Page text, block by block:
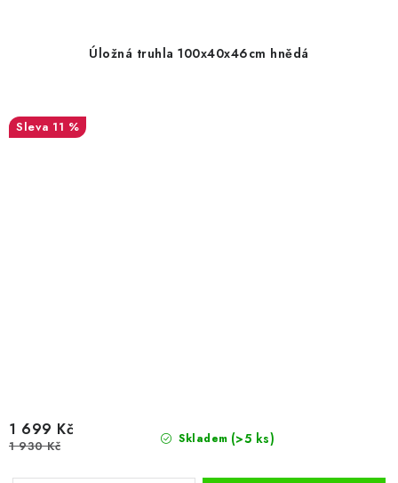
Úložná truhla 100x40x46cm hnědá
11 %
Skladem (>5 ks)
1 699 Kč
1 930 Kč